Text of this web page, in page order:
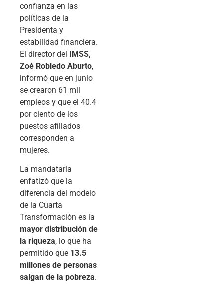
confianza en las
políticas de la
Presidenta y
estabilidad financiera.
El director del IMSS,
Zoé Robledo Aburto,
informó que en junio
se crearon 61 mil
empleos y que el 40.4
por ciento de los
puestos afiliados
corresponden a
mujeres.
La mandataria
enfatizó que la
diferencia del modelo
de la Cuarta
Transformación es la
mayor distribución de
la riqueza, lo que ha
permitido que 13.5
millones de personas
salgan de la pobreza.